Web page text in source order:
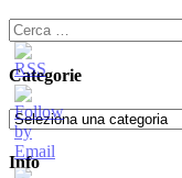
Ricerca
per:
Categorie
Categorie
Info